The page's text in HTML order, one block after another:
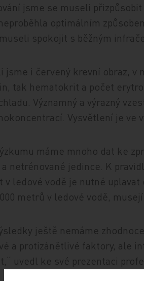
jsme se museli
optimálním
spokojit s běžným
jsme i červený krevní obraz, v
tak hematokrit a počet
Významný a výrazný
Vysvětlení je ve
máme mnoho dat ke
netrénované jedince. K
v ledové vodě je nutné
metrů v ledové vodě,
ještě nemáme
a protizánětlivé faktory, ale
uvedl ke své prezentaci